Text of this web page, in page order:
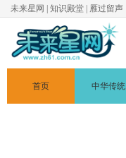
未来星网 知识殿堂 雁过留声
首页 中华传统